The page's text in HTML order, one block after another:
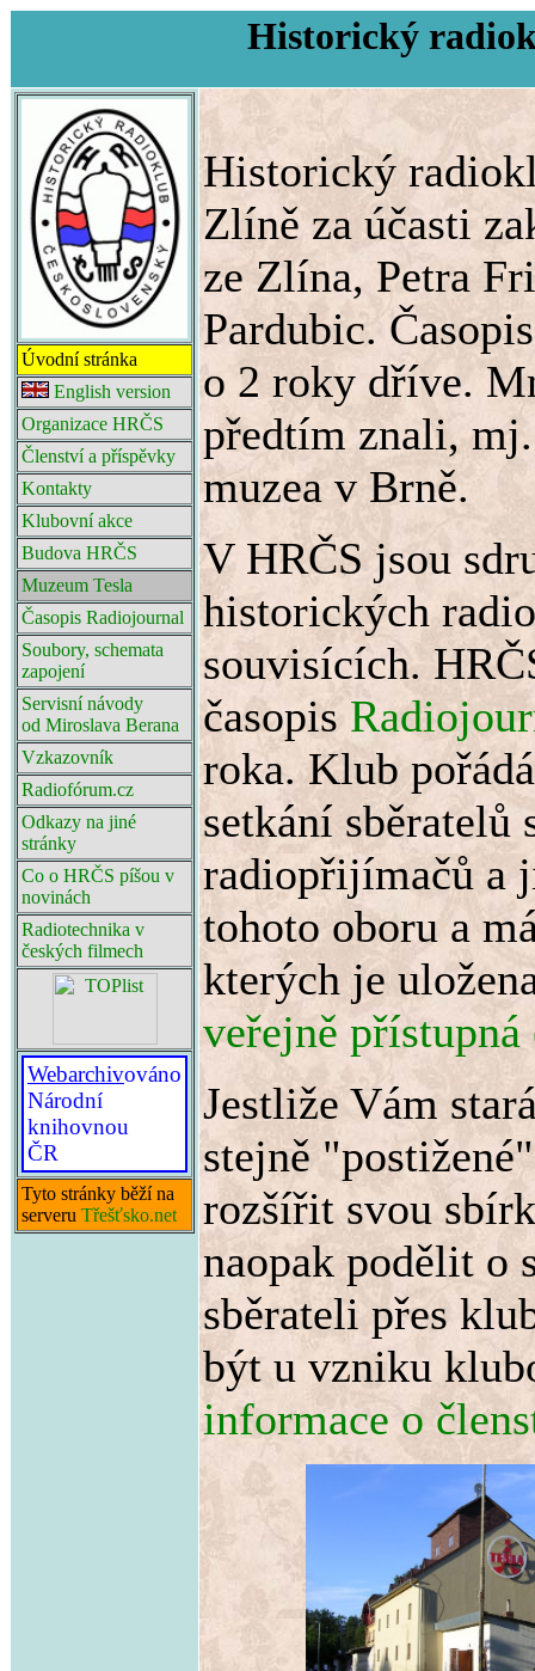
Historický
Úvodní stránka
English version
Organizace HRČS
Členství a příspěvky
Kontakty
Klubovní akce
Budova HRČS
Muzeum Tesla
Časopis Radiojournal
Soubory, schemata
zapojení
Servisní návody
od Miroslava Berana
Vzkazovník
Radiofórum.cz
Odkazy na jiné
stránky
Co o HRČS píšou v
novinách
Radiotechnika v
českých filmech
Webarchivováno
Národní
knihovnou
ČR
Tyto stránky běží na
serveru Třešťsko.net
Historický
Zlíně za účasti
ze Zlína, Petra
Pardubic.
o 2 roky dříve.
předtím znali,
muzea v Brně.
V HRČS jsou
historických
souvisících.
časopis
roka. Klub
setkání sběratelů
radiopřijímačů a
tohoto oboru a
kterých je
veřejně
Jestliže Vám
stejně
rozšířit svou
naopak podělit o
sběrateli přes
být u vzniku
informace o